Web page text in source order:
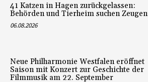
41 Katzen in Hagen zurückgelassen:
Behörden und Tierheim suchen Zeugen
06.08.2026
Neue Philharmonie Westfalen eröffnet
Saison mit Konzert zur Geschichte der
Filmmusik am 22. September